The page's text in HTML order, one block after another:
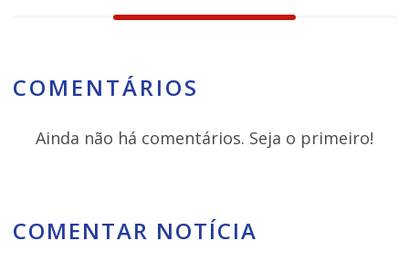
COMENTÁRIOS
Ainda não há comentários. Seja o primeiro!
COMENTAR NOTÍCIA